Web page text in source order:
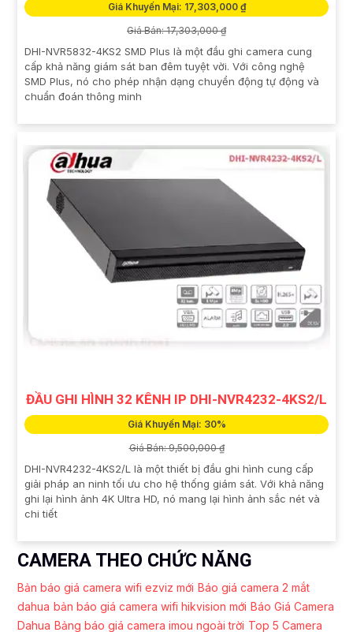
Giá Khuyến Mại: 17,303,000 ₫
Giá Bán: 17,303,000 ₫
DHI-NVR5832-4KS2 SMD Plus là một đầu ghi camera cung
cấp khả năng giám sát ban đêm tuyệt vời. Với công nghệ
SMD Plus, nó cho phép nhận dạng chuyển động tự động và
chuẩn đoán thông minh
ĐẦU GHI HÌNH 32 KÊNH IP DHI-NVR4232-4KS2/L
Giá Khuyến Mại: 30%
Giá Bán: 9,500,000 ₫
DHI-NVR4232-4KS2/L là một thiết bị đầu ghi hình cung cấp
giải pháp an ninh tối ưu cho hệ thống giám sát. Với khả năng
ghi lại hình ảnh 4K Ultra HD, nó mang lại hình ảnh sắc nét và
chi tiết
CAMERA THEO CHỨC NĂNG
Bản báo giá camera wifi ezviz mới Báo giá camera 2 mắt
dahua bản báo giá camera wifi hikvision mới Báo Giá Camera
Dahua Bảng báo giá camera imou ngoài trời Top 5 Camera